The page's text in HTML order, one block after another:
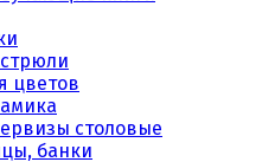
цветов
столовые
банки